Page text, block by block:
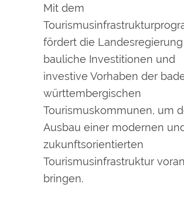
Mit dem
fördert die Landesregierung
bauliche Investitionen und
investive Vorhaben der
württembergischen
Tourismuskommunen, um
Ausbau einer modernen
zukunftsorientierten
Tourismusinfrastruktur
bringen.